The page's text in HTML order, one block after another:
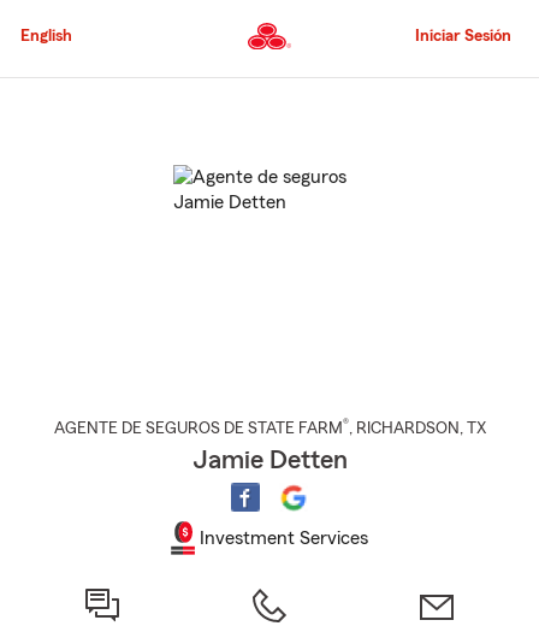
al
principal
English Iniciar Sesión
AGENTE DE SEGUROS DE STATE FARM®, RICHARDSON , TX
Jamie Detten
Investment Services